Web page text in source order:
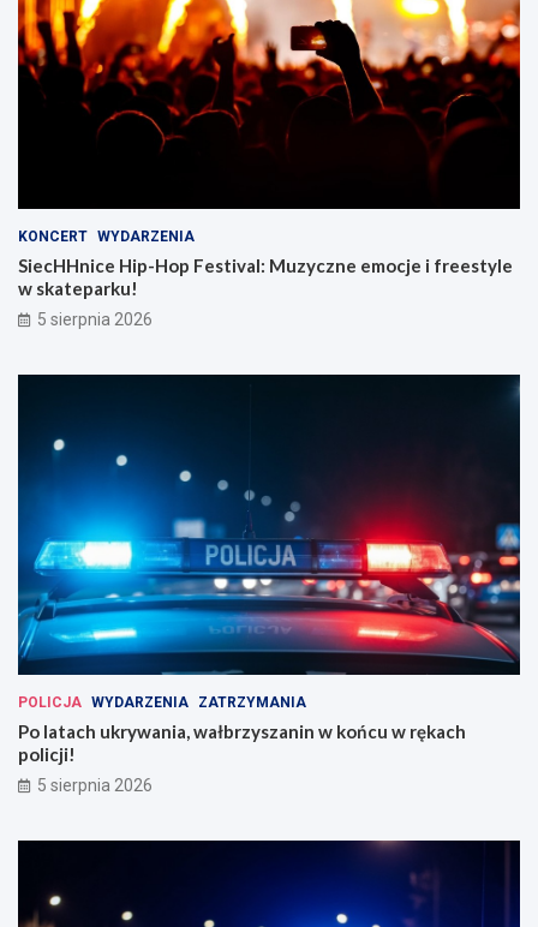
KONCERT WYDARZENIA
SiecHHnice Hip-Hop Festival: Muzyczne emocje i freestyle
w skateparku!
5 sierpnia 2026
POLICJA WYDARZENIA ZATRZYMANIA
Po latach ukrywania, wałbrzyszanin w końcu w rękach
policji!
5 sierpnia 2026